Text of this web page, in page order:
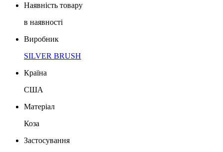
Наявність товару
в наявності
Виробник
SILVER BRUSH
Країна
США
Матеріал
Коза
Застосування